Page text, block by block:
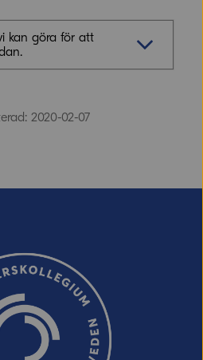
kan göra för att
Uppdatera captcha
2020-02-07